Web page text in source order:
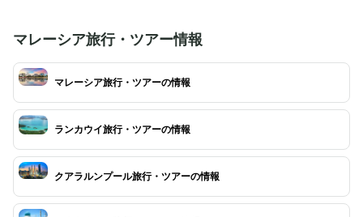
マレーシア旅行・ツアー情報
マレーシア旅行・ツアーの情報
ランカウイ旅行・ツアーの情報
クアラルンプール旅行・ツアーの情報